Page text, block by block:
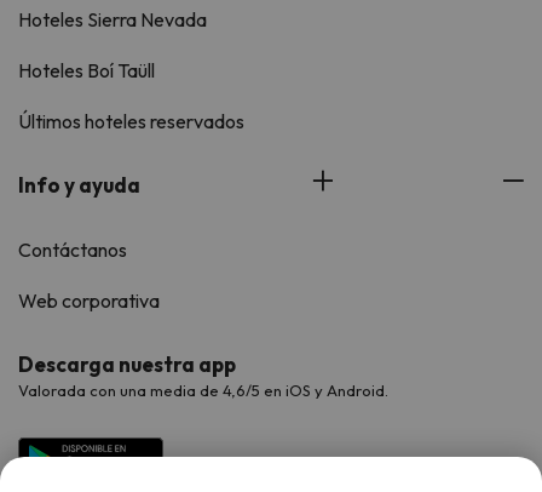
Hoteles Sierra Nevada
Hoteles Boí Taüll
Últimos hoteles reservados
Info y ayuda
Contáctanos
Web corporativa
Descarga nuestra app
Valorada con una media de 4,6/5 en iOS y Android.